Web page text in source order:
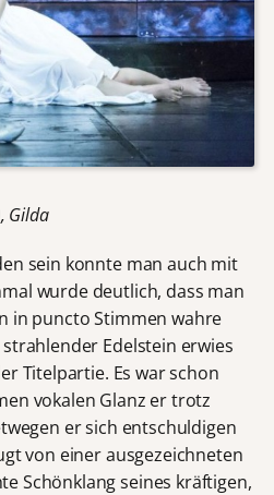
Gilda
sein konnte man auch mit
wurde deutlich, dass man
in puncto Stimmen wahre
Edelstein erwies
Titelpartie. Es war schon
vokalen Glanz er trotz
er sich entschuldigen
von einer ausgezeichneten
Schönklang seines kräftigen,